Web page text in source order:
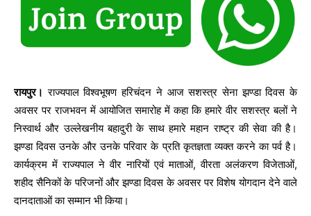
रायपुर। राज्यपाल विश्वभूषण हरिचंदन ने आज सशस्त्र सेना झण्डा दिवस के
अवसर पर राजभवन में आयोजित समारोह में कहा कि हमारे वीर सशस्त्र बलों ने
निस्वार्थ और उल्लेखनीय बहादुरी के साथ हमारे महान राष्ट्र की सेवा की है।
झण्डा दिवस उनके और उनके परिवार के प्रति कृतज्ञता व्यक्त करने का पर्व है।
कार्यक्रम में राज्यपाल ने वीर नारियों एवं माताओं, वीरता अलंकरण विजेताओं,
शहीद सैनिकों के परिजनों और झण्डा दिवस के अवसर पर विशेष योगदान देने वाले
दानदाताओं का सम्मान भी किया।